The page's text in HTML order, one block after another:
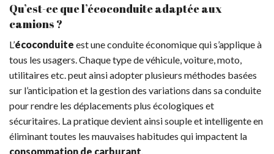
Qu’est-ce que l’écoconduite adaptée aux
camions ?
L’écoconduite est une conduite économique qui s’applique à
tous les usagers. Chaque type de véhicule, voiture, moto,
utilitaires etc. peut ainsi adopter plusieurs méthodes basées
sur l’anticipation et la gestion des variations dans sa conduite
pour rendre les déplacements plus écologiques et
sécuritaires. La pratique devient ainsi souple et intelligente en
éliminant toutes les mauvaises habitudes qui impactent la
consommation de carburant